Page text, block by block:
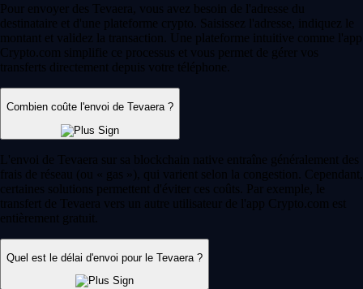
Pour envoyer des Tevaera, vous avez besoin de l'adresse du
destinataire et d'une plateforme crypto. Saisissez l'adresse, indiquez le
montant et validez la transaction. Une plateforme intuitive comme l'app
Crypto.com simplifie ce processus et vous permet de gérer vos
transferts directement depuis votre téléphone.
Combien coûte l'envoi de Tevaera ?
L'envoi de Tevaera sur sa blockchain native entraîne généralement des
frais de réseau (ou « gas »), qui varient selon la congestion. Cependant,
certaines solutions permettent d'éviter ces coûts. Par exemple, le
transfert de Tevaera vers un autre utilisateur de l'app Crypto.com est
entièrement gratuit.
Quel est le délai d'envoi pour le Tevaera ?